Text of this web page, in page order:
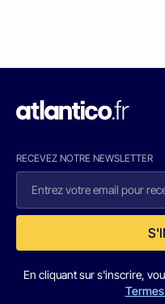
RECEVEZ NOTRE NEWSLETTER
En cliquant sur s'inscrire,